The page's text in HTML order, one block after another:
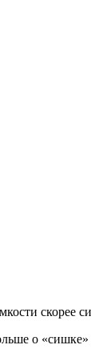
скорее
о